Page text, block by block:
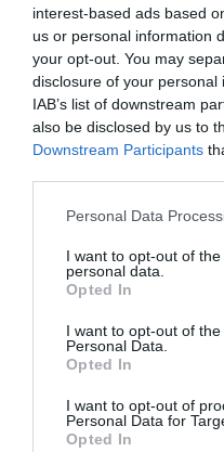
interest-based ads based
us or personal information
your opt-out. You may
disclosure of your
IAB’s list of downstream
also be disclosed by us to
Downstream Participants
Personal Data
I want to opt-out of
personal data.
Opted In
I want to opt-out of
Personal Data.
Opted In
I want to opt-out of
Personal Data for
Opted In
Ακολουθήστε το
μάθετε πρώτοι όλες τις
Δείτε όλα τατελευταία
Πολιτισμό στο
Tags
STRING DEMONS
ΔΡΑΜΑΤΟΠΟΙΗΜΕΝΗ
ΔΡΑΣΤΗΡΙΟΤΗΤΕΣ ΓΙΑ ΠΑΙΔΙΑ
ΞΕΝΟΙ ΣΥΓΓΡΑΦΕΙΣ
ΠΑΙΔΙΚΕΣ ΠΑΡΑΣΤΑΣΕΙΣ ΚΑΙ